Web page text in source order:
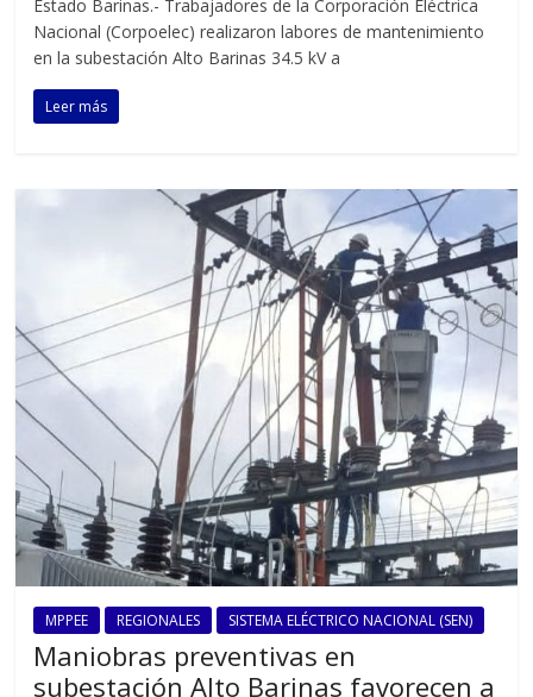
Estado Barinas.- Trabajadores de la Corporación Eléctrica
Nacional (Corpoelec) realizaron labores de mantenimiento
en la subestación Alto Barinas 34.5 kV a
Leer más
MPPEE REGIONALES SISTEMA ELÉCTRICO NACIONAL (SEN)
Maniobras preventivas en
subestación Alto Barinas favorecen a